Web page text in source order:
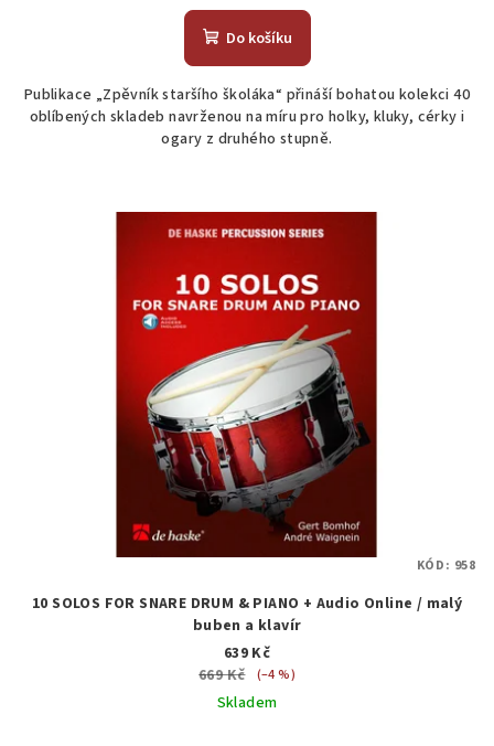
Do košíku
Publikace „Zpěvník staršího školáka“ přináší bohatou kolekci 40
oblíbených skladeb navrženou na míru pro holky, kluky, cérky i
ogary z druhého stupně.
10 SOLOS FOR SNARE DRUM & PIANO + Audio Online / malý
buben a klavír
639 Kč
669 Kč
(–4 %)
Skladem
KÓD: 958